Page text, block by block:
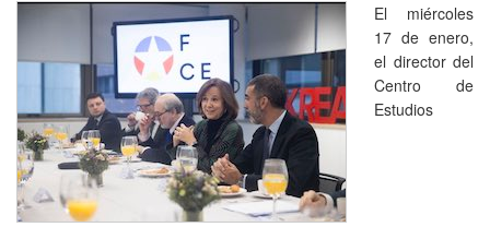
El miércoles
17 de enero,
el director del
Centro de
Estudios